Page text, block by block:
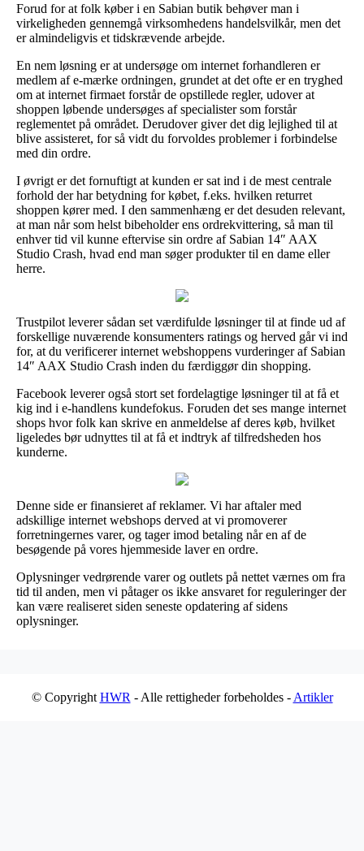
Forud for at folk køber i en Sabian butik behøver man i
virkeligheden gennemgå virksomhedens handelsvilkår, men det
er almindeligvis et tidskrævende arbejde.
En nem løsning er at undersøge om internet forhandleren er
medlem af e-mærke ordningen, grundet at det ofte er en tryghed
om at internet firmaet forstår de opstillede regler, udover at
shoppen løbende undersøges af specialister som forstår
reglementet på området. Derudover giver det dig lejlighed til at
blive assisteret, for så vidt du forvoldes problemer i forbindelse
med din ordre.
I øvrigt er det fornuftigt at kunden er sat ind i de mest centrale
forhold der har betydning for købet, f.eks. hvilken returret
shoppen kører med. I den sammenhæng er det desuden relevant,
at man når som helst bibeholder ens ordrekvittering, så man til
enhver tid vil kunne eftervise sin ordre af Sabian 14″ AAX
Studio Crash, hvad end man søger produkter til en dame eller
herre.
Trustpilot leverer sådan set værdifulde løsninger til at finde ud af
forskellige nuværende konsumenters ratings og herved går vi ind
for, at du verificerer internet webshoppens vurderinger af Sabian
14″ AAX Studio Crash inden du færdiggør din shopping.
Facebook leverer også stort set fordelagtige løsninger til at få et
kig ind i e-handlens kundefokus. Foruden det ses mange internet
shops hvor folk kan skrive en anmeldelse af deres køb, hvilket
ligeledes bør udnyttes til at få et indtryk af tilfredsheden hos
kunderne.
Denne side er finansieret af reklamer. Vi har aftaler med
adskillige internet webshops derved at vi promoverer
forretningernes varer, og tager imod betaling når en af de
besøgende på vores hjemmeside laver en ordre.
Oplysninger vedrørende varer og outlets på nettet værnes om fra
tid til anden, men vi påtager os ikke ansvaret for reguleringer der
kan være realiseret siden seneste opdatering af sidens
oplysninger.
© Copyright HWR - Alle rettigheder forbeholdes - Artikler